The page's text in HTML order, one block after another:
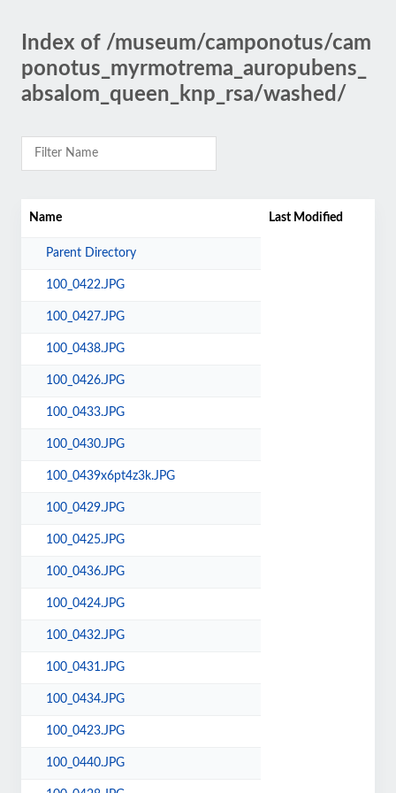
Index of /museum/camponotus/cam
ponotus_myrmotrema_auropubens_
absalom_queen_knp_rsa/washed/
Name Last Modified
Parent Directory
100_0422.JPG
100_0427.JPG
100_0438.JPG
100_0426.JPG
100_0433.JPG
100_0430.JPG
100_0439x6pt4z3k.JPG
100_0429.JPG
100_0425.JPG
100_0436.JPG
100_0424.JPG
100_0432.JPG
100_0431.JPG
100_0434.JPG
100_0423.JPG
100_0440.JPG